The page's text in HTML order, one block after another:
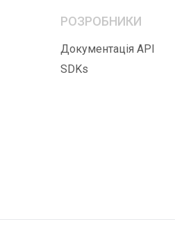
РОЗРОБНИКИ
Документація API
SDKs